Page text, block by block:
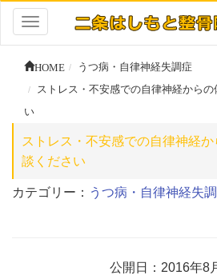
Toggle
navigation
HOME
うつ病・自律神経失調症
ストレス・不安感での自律神経から
い
ストレス・不安感での自律神経
談ください
カテゴリー： うつ病・自律神経失
公開日：2016年8